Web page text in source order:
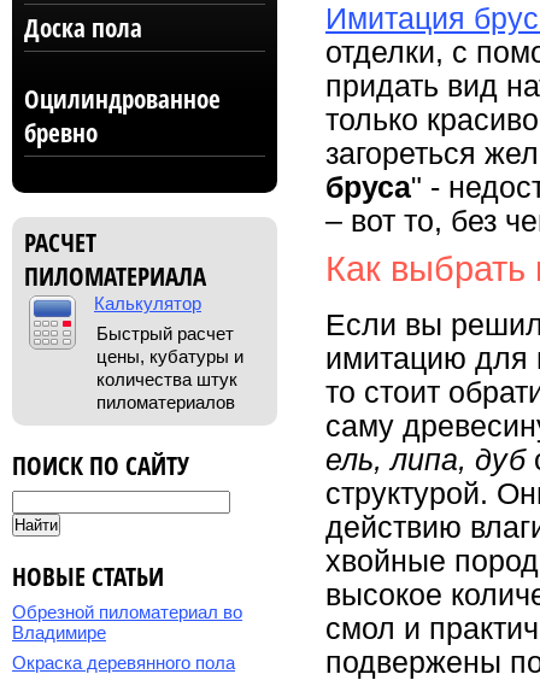
Доска пола
Оцилиндрованное
бревно
РАСЧЕТ
ПИЛОМАТЕРИАЛА
Калькулятор
Быстрый расчет
цены, кубатуры и
количества штук
пиломатериалов
ПОИСК ПО САЙТУ
НОВЫЕ СТАТЬИ
Обрезной пиломатериал во
Владимире
Окраска деревянного пола
Имитация
отделки, с
придать вид
только
загореться
бруса" -
– вот то, без
Как
Если вы
имитацию для
то стоит
саму
ель, липа, дуб
структурой.
действию
хвойные
высокое
смол и
подвержены